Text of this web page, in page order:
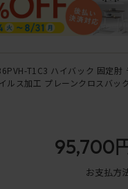
T1C3 ハイバック 固定肘
ルス加工 プレーンクロスバッ
95,700
お支払方